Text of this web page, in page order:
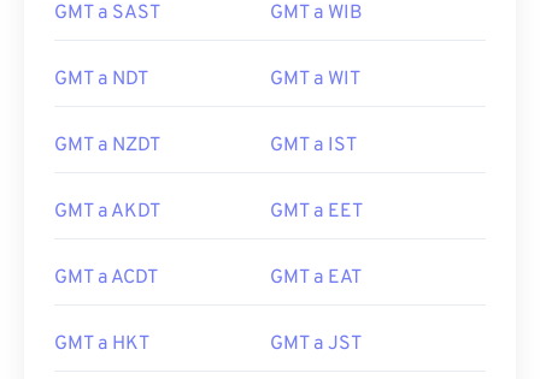
GMT a SAST GMT a WIB
GMT a NDT GMT a WIT
GMT a NZDT GMT a IST
GMT a AKDT GMT a EET
GMT a ACDT GMT a EAT
GMT a HKT GMT a JST